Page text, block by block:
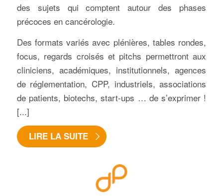
des sujets qui comptent autour des phases
précoces en cancérologie.
Des formats variés avec plénières, tables rondes,
focus, regards croisés et pitchs permettront aux
cliniciens, académiques, institutionnels, agences
de réglementation, CPP, industriels, associations
de patients, biotechs, start-ups … de s’exprimer !
[...]
LIRE LA SUITE